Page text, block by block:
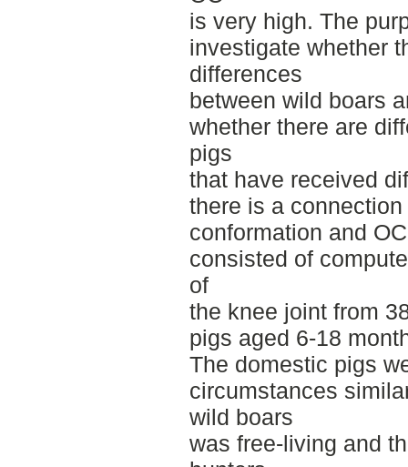
is very high. The
investigate whether
differences
between wild boars
whether there are
pigs
that have received
there is a
conformation and
consisted of
of
the knee joint from
pigs aged 6-18
The domestic pigs
circumstances
wild boars
was free-living and